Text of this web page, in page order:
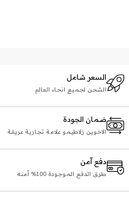
السعر شامل
الشحن لجميع انحاء العالم
ضمان الجودة
الاخوين زلاطيمو علامة تجارية عريقة
دفع آمن
طرق الدفع الموجودة 100% أمنه